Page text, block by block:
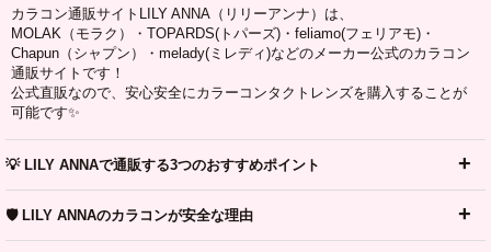
カラコン通販サイトLILY ANNA（リリーアンナ）は、
MOLAK（モラク）・TOPARDS(トパーズ)・feliamo(フェリアモ)・
Chapun（シャプン）・melady(ミレディ)などのメーカー公式のカラコン
通販サイトです！
公式直販なので、安心安全にカラーコンタクトレンズを購入することが
可能です✨
💡 LILY ANNAで通販する3つのおすすめポイント
🛡️ LILY ANNAのカラコンが安全な理由